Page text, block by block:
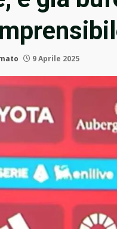
9 Aprile 2025